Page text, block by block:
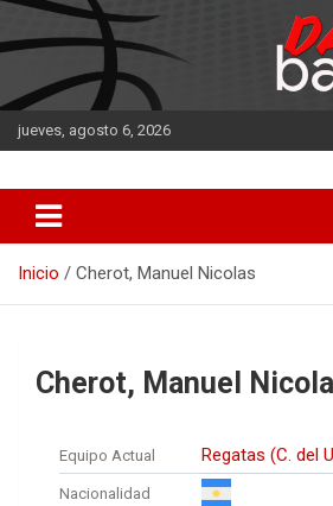
Saltar
al
contenido
jueves, agosto 6, 2026
DATA Basquet
Inicio Cherot, Manuel Nicolas
Cherot, Manuel
Equipo Actual Regatas (C. del
Nacionalidad